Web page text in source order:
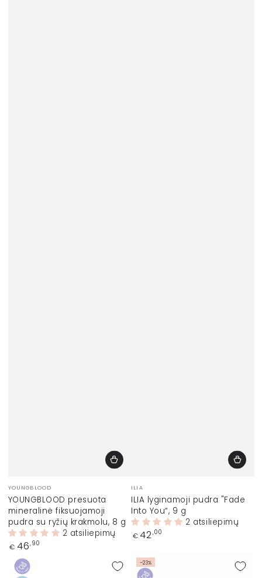
Prekinis
ženklas:
YOUNGBLOOD
YOUNGBLOOD presuota
mineralinė fiksuojamoji
pudra su ryžių krakmolu, 8 g
2 atsiliepimų
Įprasta
€ 46,90
Prekinis
ženklas:
ILIA
ILIA lyginamoji pudra "Fade
Into You“, 9 g
2 atsiliepimų
Įprasta
€ 42,00
–23%